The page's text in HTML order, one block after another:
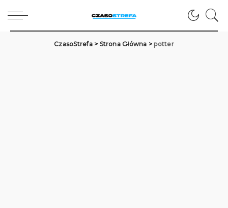
CzasoStrefa> Strona Główna >potter